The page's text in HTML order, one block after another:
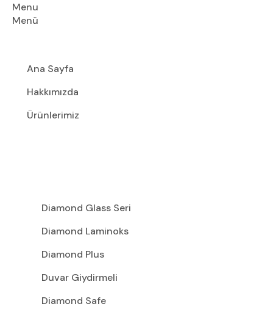
Menu
Menü
Ana Sayfa
Hakkımızda
Ürünlerimiz
Diamond Glass Seri
Diamond Laminoks
Diamond Plus
Duvar Giydirmeli
Diamond Safe